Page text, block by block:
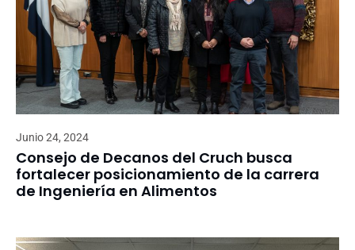
Junio 24, 2024
Consejo de Decanos del Cruch busca
fortalecer posicionamiento de la carrera
de Ingeniería en Alimentos